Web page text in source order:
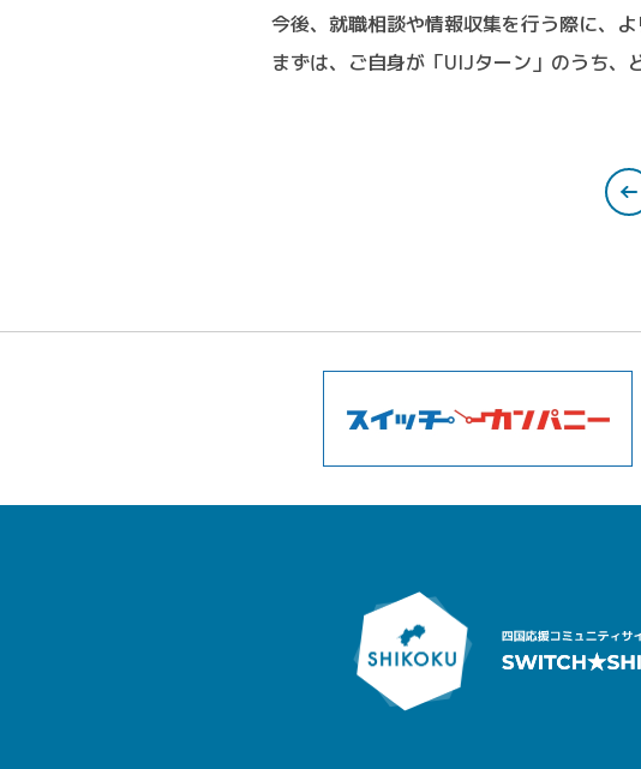
今後、就職相談や情報収集を行う際に、
まずは、ご自身が「UIJターン」のうち、